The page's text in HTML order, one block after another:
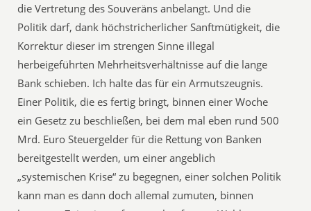
die Vertretung des Souveräns anbelangt. Und die
Politik darf, dank höchstricherlicher Sanftmütigkeit, die
Korrektur dieser im strengen Sinne illegal
herbeigeführten Mehrheitsverhältnisse auf die lange
Bank schieben. Ich halte das für ein Armutszeugnis.
Einer Politik, die es fertig bringt, binnen einer Woche
ein Gesetz zu beschließen, bei dem mal eben rund 500
Mrd. Euro Steuergelder für die Rettung von Banken
bereitgestellt werden, um einer angeblich
„systemischen Krise“ zu begegnen, einer solchen Politik
kann man es dann doch allemal zumuten, binnen